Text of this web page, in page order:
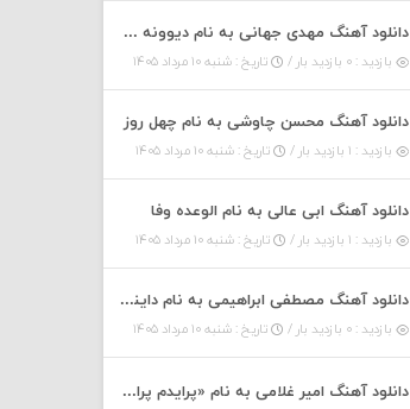
دانلود آهنگ مهدی جهانی به نام دیوونه بودم
بازدید : ۰ بازدید بار / تاریخ : شنبه ۱۰ مرداد ۱۴۰۵
دانلود آهنگ محسن چاوشی به نام چهل روز
بازدید : ۱ بازدید بار / تاریخ : شنبه ۱۰ مرداد ۱۴۰۵
دانلود آهنگ ابی عالی به نام الوعده وفا
بازدید : ۱ بازدید بار / تاریخ : شنبه ۱۰ مرداد ۱۴۰۵
دانلود آهنگ مصطفی ابراهیمی به نام داینی داینی جونم قربون پنج تیر پرونم
بازدید : ۰ بازدید بار / تاریخ : شنبه ۱۰ مرداد ۱۴۰۵
دانلود آهنگ امیر غلامی به نام «پرایدم پرایدم همش خرابه یار نیو کنارم دیگه پولی نداروم (ریمیکس اینستاگرام)»